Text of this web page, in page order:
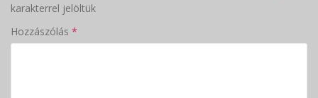
karakterrel jelöltük
Hozzászólás *